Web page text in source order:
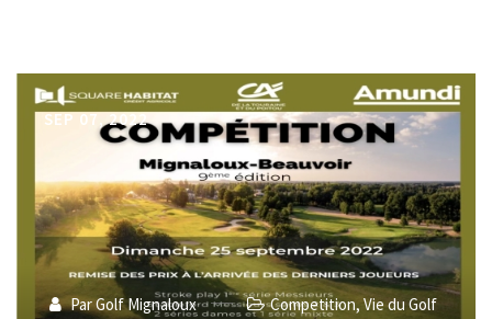
SEP 07, 2022
Par Golf Mignaloux Competition, Vie du Golf